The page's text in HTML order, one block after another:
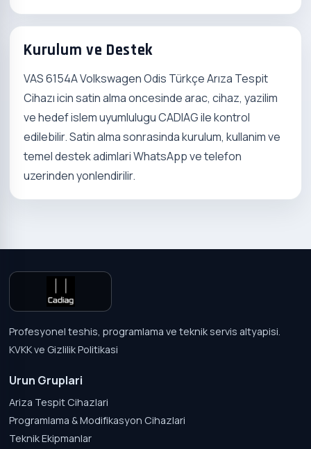
Kurulum ve Destek
VAS 6154A Volkswagen Odis Türkçe Arıza Tespit
Cihazı icin satin alma oncesinde arac, cihaz, yazilim
ve hedef islem uyumlulugu CADIAG ile kontrol
edilebilir. Satin alma sonrasinda kurulum, kullanim ve
temel destek adimlari WhatsApp ve telefon
uzerinden yonlendirilir.
Profesyonel teshis, programlama ve teknik servis altyapisi.
KVKK ve Gizlilik Politikasi
Urun Gruplari
Ariza Tespit Cihazlari
Programlama & Modifikasyon Cihazlari
Teknik Ekipmanlar